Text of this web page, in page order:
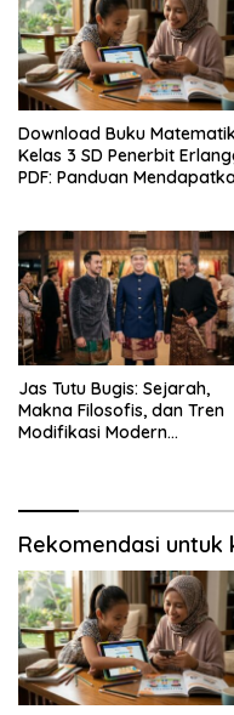
Download Buku
Kelas 3 SD Penerbit
PDF: Panduan
Jas Tutu Bugis: Sejarah,
Makna Filosofis, dan Tren
Modifikasi Modern
Rekomendasi untuk